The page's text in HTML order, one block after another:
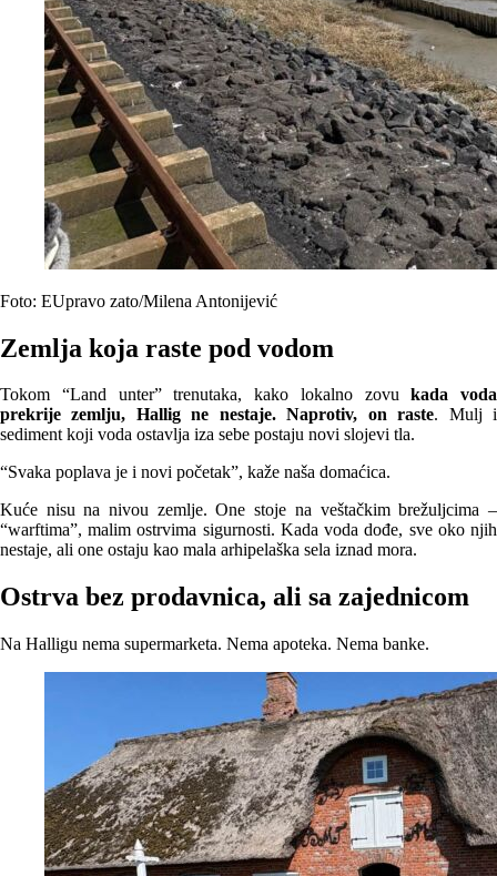
Foto: EUpravo zato/Milena Antonijević
Zemlja koja raste pod vodom
Tokom “Land unter” trenutaka, kako lokalno zovukada voda
prekrije zemlju, Hallig ne nestaje. Naprotiv, on raste. Mulj i
sediment koji voda ostavlja iza sebe postaju novi slojevi tla.
“Svaka poplava je i novi početak”, kaže naša domaćica.
Kuće nisu na nivou zemlje. One stoje na veštačkim brežuljcima –
“warftima”, malim ostrvima sigurnosti. Kada voda dođe, sve oko njih
nestaje, ali one ostaju kao mala arhipelaška sela iznad mora.
Ostrva bez prodavnica, ali sa zajednicom
Na Halligu nema supermarketa. Nema apoteka. Nema banke.